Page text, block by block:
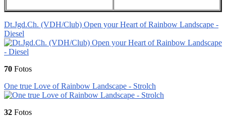
Dt.Jgd.Ch. (VDH/Club) Open your Heart of Rainbow Landscape -
Diesel
70 Fotos
One true Love of Rainbow Landscape - Strolch
32 Fotos